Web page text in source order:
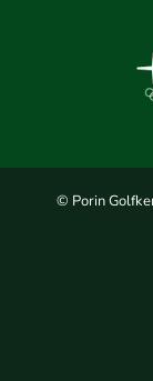
© Porin